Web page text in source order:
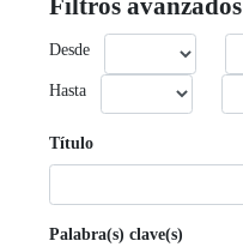
Filtros avanzados
Desde
Hasta
Título
Palabra(s) clave(s)